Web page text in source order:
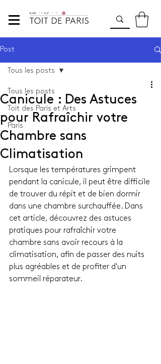
Post
Tous les posts
Toit des Paris et Arts
Paris
Tous les posts
Canicule : Des Astuces
pour Rafraîchir votre
Chambre sans
Climatisation
Lorsque les températures grimpent
pendant la canicule, il peut être difficile
de trouver du répit et de bien dormir
dans une chambre surchauffée. Dans
cet article, découvrez des astuces
pratiques pour rafraîchir votre
chambre sans avoir recours à la
climatisation, afin de passer des nuits
plus agréables et de profiter d'un
sommeil réparateur.